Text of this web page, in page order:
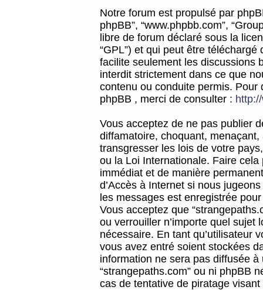
Notre forum est propulsé par
phpBB”, “www.phpbb.com”,
libre de forum déclaré sous la
“GPL”) et qui peut être téléchargé
facilite seulement les discussions
interdit strictement dans ce que
contenu ou conduite permis.
phpBB , merci de consulter :
Vous acceptez de ne pas publier
diffamatoire, choquant,
transgresser les lois de votre
ou la Loi Internationale. Faire
immédiat et de manière
d’Accès à Internet si nous
les messages est enregistrée
Vous acceptez que
ou verrouiller n’importe quel sujet
nécessaire. En tant qu’utilisateur
vous avez entré soient stockées
information ne sera pas diffusée
“strangepaths.com” ou ni phpBB
cas de tentative de piratage